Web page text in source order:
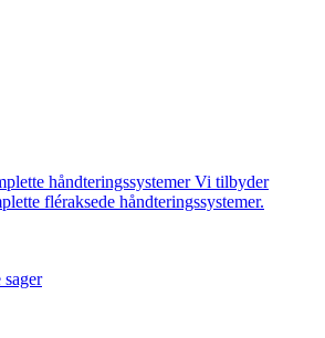
håndteringssystemerVi tilbyder
fléraksede håndteringssystemer.